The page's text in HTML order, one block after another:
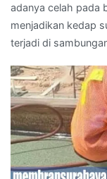
adanya celah pada
menjadikan kedap
terjadi di